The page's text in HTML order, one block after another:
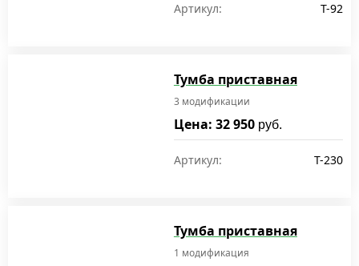
Артикул: T-92
Тумба приставная
3 модификации
Цена: 32 950 руб.
Артикул: T-230
Тумба приставная
1 модификация